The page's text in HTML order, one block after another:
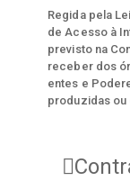
Regida pela
de Acesso à
previsto na
receber dos
entes e
produzidas